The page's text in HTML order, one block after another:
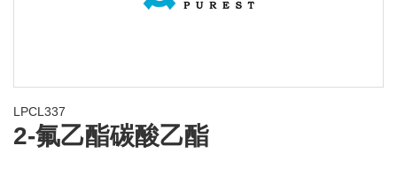
LPCL337
2-氟乙酯碳酸乙酯